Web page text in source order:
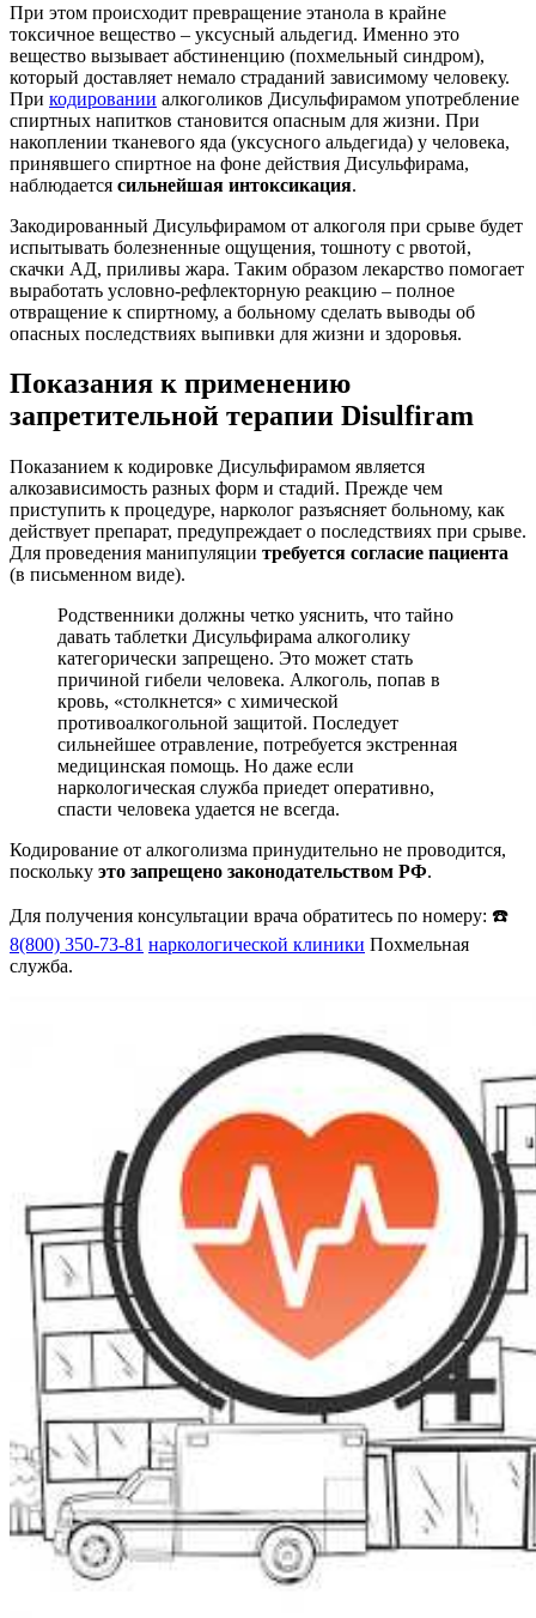
При этом происходит превращение этанола в крайне
токсичное вещество – уксусный альдегид. Именно это
вещество вызывает абстиненцию (похмельный синдром),
который доставляет немало страданий зависимому человеку.
При кодировании алкоголиков Дисульфирамом употребление
спиртных напитков становится опасным для жизни. При
накоплении тканевого яда (уксусного альдегида) у человека,
принявшего спиртное на фоне действия Дисульфирама,
наблюдается сильнейшая интоксикация.
Закодированный Дисульфирамом от алкоголя при срыве будет
испытывать болезненные ощущения, тошноту с рвотой,
скачки АД, приливы жара. Таким образом лекарство помогает
выработать условно-рефлекторную реакцию – полное
отвращение к спиртному, а больному сделать выводы об
опасных последствиях выпивки для жизни и здоровья.
Показания к применению
запретительной терапии Disulfiram
Показанием к кодировке Дисульфирамом является
алкозависимость разных форм и стадий. Прежде чем
приступить к процедуре, нарколог разъясняет больному, как
действует препарат, предупреждает о последствиях при срыве.
Для проведения манипуляции требуется согласие пациента
(в письменном виде).
Родственники должны четко уяснить, что тайно
давать таблетки Дисульфирама алкоголику
категорически запрещено. Это может стать
причиной гибели человека. Алкоголь, попав в
кровь, «столкнется» с химической
противоалкогольной защитой. Последует
сильнейшее отравление, потребуется экстренная
медицинская помощь. Но даже если
наркологическая служба приедет оперативно,
спасти человека удается не всегда.
Кодирование от алкоголизма принудительно не проводится,
поскольку это запрещено законодательством РФ.
Для получения консультации врача обратитесь по номеру: ☎️
8(800) 350-73-81 наркологической клиники Похмельная
служба.